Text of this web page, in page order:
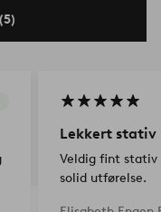
Lekkert stativ
Veldig fint stativ
solid utførelse.